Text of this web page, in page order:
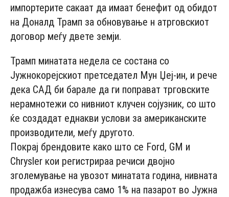
импортерите сакаат да имаат бенефит од обидот
на Доналд Трамп за обновување н атрговскиот
договор меѓу двете земји.
Трамп минатата недела се состана со
Јужнокорејскиот претседател Мун Џеј-ин, и рече
дека САД би барале да ги поправат трговските
нерамнотежи со нивниот клучен сојузник, со што
ќе создадат еднакви услови за американските
производители, меѓу другото.
Покрај брендовите како што се Ford, GM и
Chrysler кои регистрираа речиси двојно
зголемување на увозот минатата година, нивната
продажба изнесува само 1% на пазарот во Јужна